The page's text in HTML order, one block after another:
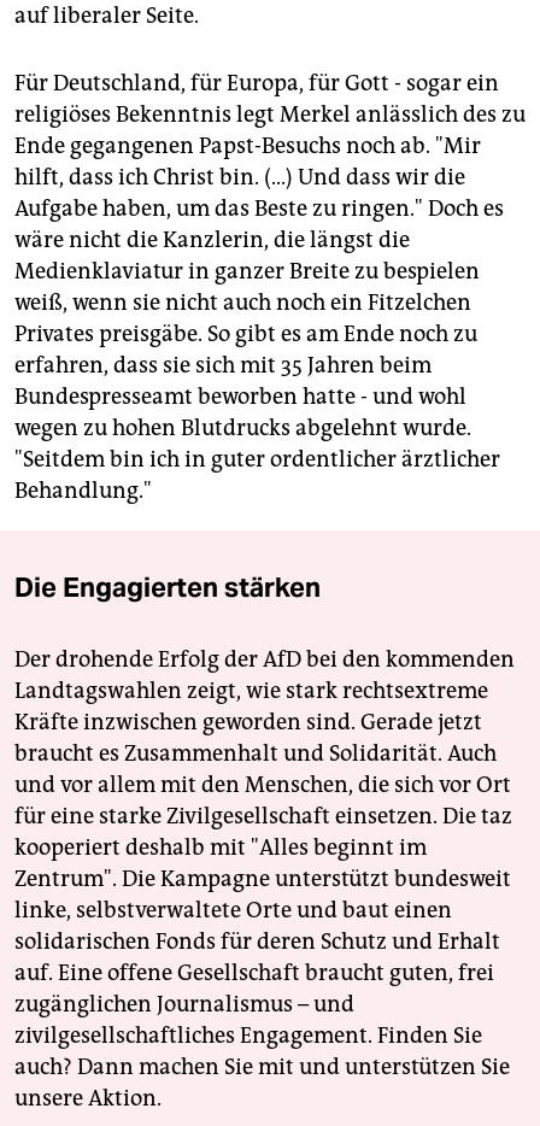
auf liberaler Seite.
Für Deutschland, für Europa, für Gott - sogar ein
religiöses Bekenntnis legt Merkel anlässlich des zu
Ende gegangenen Papst-Besuchs noch ab. "Mir
hilft, dass ich Christ bin. (...) Und dass wir die
Aufgabe haben, um das Beste zu ringen." Doch es
wäre nicht die Kanzlerin, die längst die
Medienklaviatur in ganzer Breite zu bespielen
weiß, wenn sie nicht auch noch ein Fitzelchen
Privates preisgäbe. So gibt es am Ende noch zu
erfahren, dass sie sich mit 35 Jahren beim
Bundespresseamt beworben hatte - und wohl
wegen zu hohen Blutdrucks abgelehnt wurde.
"Seitdem bin ich in guter ordentlicher ärztlicher
Behandlung."
Die Engagierten stärken
Der drohende Erfolg der AfD bei den kommenden
Landtagswahlen zeigt, wie stark rechtsextreme
Kräfte inzwischen geworden sind. Gerade jetzt
braucht es Zusammenhalt und Solidarität. Auch
und vor allem mit den Menschen, die sich vor Ort
für eine starke Zivilgesellschaft einsetzen. Die taz
kooperiert deshalb mit "Alles beginnt im
Zentrum". Die Kampagne unterstützt bundesweit
linke, selbstverwaltete Orte und baut einen
solidarischen Fonds für deren Schutz und Erhalt
auf. Eine offene Gesellschaft braucht guten, frei
zugänglichen Journalismus – und
zivilgesellschaftliches Engagement. Finden Sie
auch? Dann machen Sie mit und unterstützen Sie
unsere Aktion.